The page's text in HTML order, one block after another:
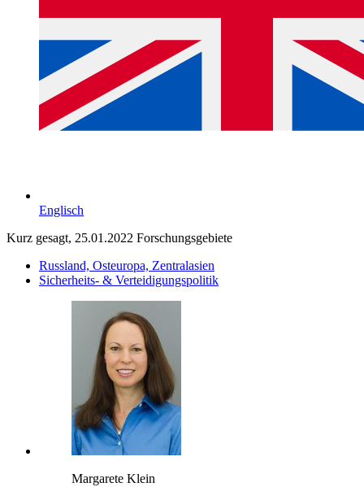
Englisch
Kurz gesagt, 25.01.2022 Forschungsgebiete
Russland, Osteuropa, Zentralasien
Sicherheits- & Verteidigungspolitik
Margarete Klein